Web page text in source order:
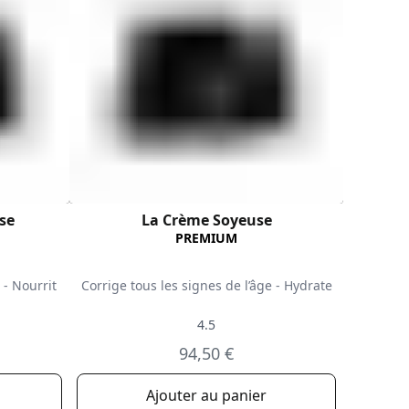
- Nourrit
La Crème Soyeuse
PREMIUM
Corrige tous les signes de l’âge - Hydrate
4.5
94,50 €
Ajouter au panier